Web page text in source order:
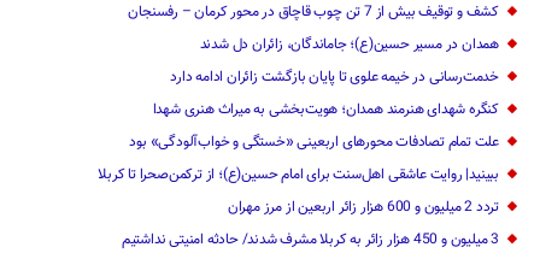
کشف و توقیف بیش از 7 تن چوب قاچاق در محور کرمان – رفسنجان
همدان در مسیر حسین(ع)؛ جاماندگان، زائران دل شدند
خدمت‌رسانی در خیمه علوی تا پایان بازگشت زائران ادامه دارد
کنگره شهدای هنرمند همدان؛ هویت‌بخشی به میراث هنری شهدا
علت تمام‌ تصادفات محورهای اربعینی‌ «خستگی و خواب‌آلودگی» ‌بود
ببینید| روایت عاشقی اهل‌سنت برای امام حسین(ع)؛ از ترکمن‌صحرا تا کربلا
تردد 2 میلیون و 600 هزار زائر اربعین از مرز مهران‌‌
3 میلیون و 450 هزار ‌زائر به کربلا مشرف شد‌ند/‌ حادثه امنیتی نداشتیم